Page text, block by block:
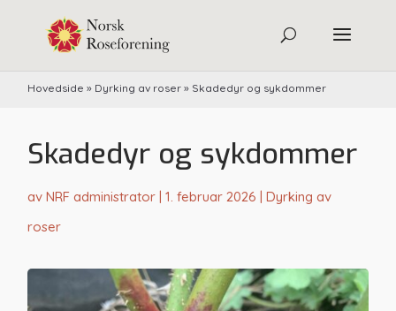
Hovedside » Dyrking av roser » Skadedyr og sykdommer
Skadedyr og sykdommer
avNRF administrator |1. februar 2026 |Dyrking av
roser